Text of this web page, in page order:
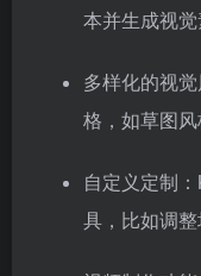
本并生成视觉
多样化的视
格，如草图风
自定义定制
具，比如调整